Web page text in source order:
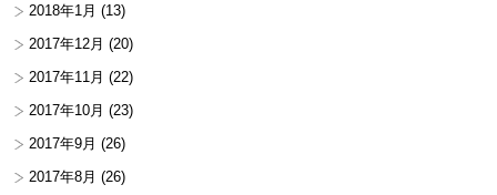
2018年1月 (13)
2017年12月 (20)
2017年11月 (22)
2017年10月 (23)
2017年9月 (26)
2017年8月 (26)